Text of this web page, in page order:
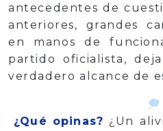
antecedentes de
anteriores, grandes
en manos de
partido oficialista,
verdadero alcance de
¿Qué opinas? ¿Un